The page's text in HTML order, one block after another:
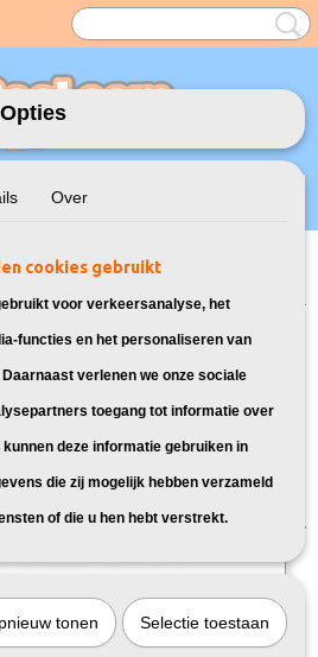
UW WINKELWAGEN
CLI-8 Inkt cartridges voor Canon
geschikt voor de
Over
cookies gebruikt
voor verkeersanalyse, het
functies en het personaliseren van
verlenen we onze sociale
toegang tot informatie over
deze informatie gebruiken in
die zij mogelijk hebben verzameld
of die u hen hebt verstrekt.
tonen Selectie toestaan